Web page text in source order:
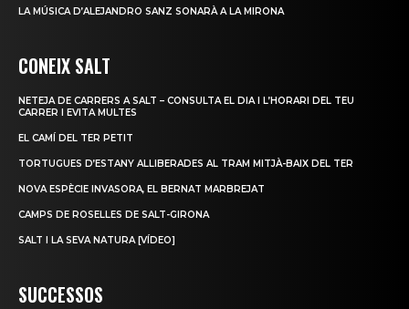
LA MÚSICA D’ALEJANDRO SANZ SONARÀ A LA MIRONA
CONEIX SALT
NETEJA DE CARRERS A SALT – CONSULTA EL DIA I L’HORARI DEL TEU
CARRER I EVITA MULTES
EL CAMÍ DEL TER PETIT
TORTUGUES D’ESTANY ALLIBERADES AL TRAM MITJÀ-BAIX DEL TER
NOVA ESPÈCIE INVASORA, EL BERNAT MARBREJAT
CAMPS DE ROSELLES DE SALT-GIRONA
SALT I LA SEVA NATURA [VÍDEO]
SUCCESSOS